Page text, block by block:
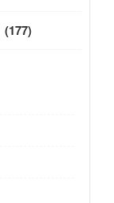
(177)